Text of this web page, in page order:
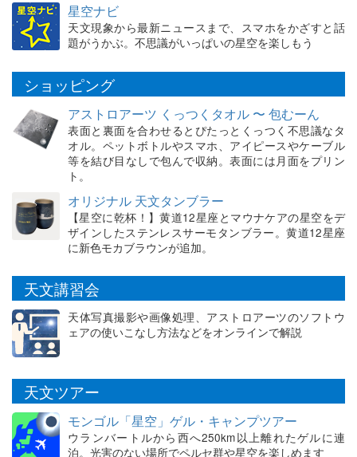
星空ナビ
天文現象から最新ニュースまで、スマホをかざすと話
題がうかぶ。不思議がいっぱいの星空を楽しもう
ショッピング
アストロアーツ くっつくタオル 〜 包むーん
表面と裏面を合わせるとぴたっとくっつく不思議なタ
オル。ペットボトルやスマホ、アイピースやケーブル
等を結び目なしで包んで収納。表面には月面をプリン
ト。
オリジナル 天文タンブラー
【星空に乾杯！】黄道12星座とマウナケアの星空をデ
ザインしたステンレスサーモタンブラー。黄道12星座
に新色モカブラウンが追加。
天文講習会
天体写真撮影や画像処理、アストロアーツのソフトウ
ェアの使いこなし方法などをオンラインで解説
天文ツアー
モンゴル「星空」ゲル・キャンプツアー
ウランバートルから西へ250km以上離れたゲルに連
泊。光害のない場所でペルセ群や星空を楽しめます